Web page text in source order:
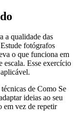
a qualidade das
fotógrafos
o que funciona em
escala. Esse exercício
de Como Se
ideias ao seu
em vez de repetir